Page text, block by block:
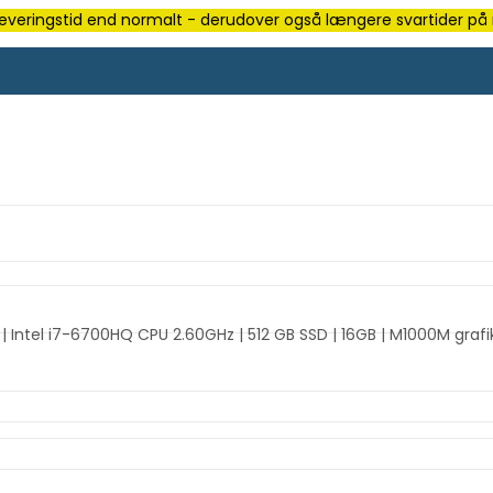
end normalt - derudover også længere svartider på
Intel i7-6700HQ CPU 2.60GHz | 512 GB SSD | 16GB | M1000M